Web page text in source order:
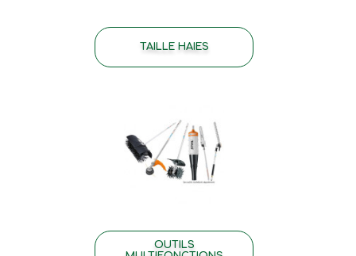
TAILLE HAIES
OUTILS